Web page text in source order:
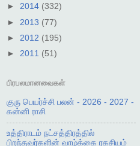
► 2014 (332)
► 2013 (77)
► 2012 (195)
► 2011 (51)
பிரபலமானவைகள்
குரு பெயர்ச்சி பலன் - 2026 - 2027 -
கன்னி ராசி
உத்திராடம் நட்சத்திரத்தில்
பிறந்தவர்களின் வாழ்க்கை ரகசியம்